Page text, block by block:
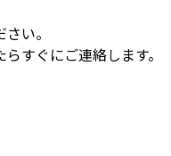
い。
すぐにご連絡します。